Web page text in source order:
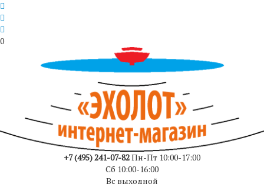
0
+7 (495) 241-07-82Пн-Пт 10:00-17:00
Сб 10:00-16:00
Вс выходной